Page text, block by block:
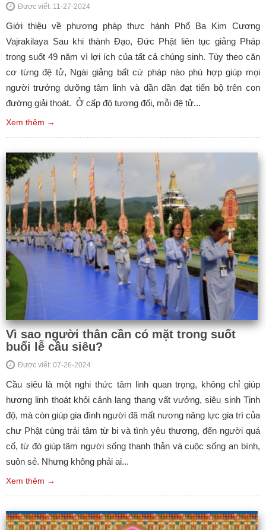
Được viết: 11-27-2024
Giới thiệu về phương pháp thực hành Phổ Ba Kim Cương
Vajrakilaya Sau khi thành Đạo, Đức Phật liên tục giảng Pháp
trong suốt 49 năm vì lợi ích của tất cả chúng sinh. Tùy theo căn
cơ từng đệ tử, Ngài giảng bất cứ pháp nào phù hợp giúp mọi
người trưởng dưỡng tâm linh và dần dần đạt tiến bộ trên con
đường giải thoát. Ở cấp độ tương đối, mỗi đệ tử...
Xem thêm →
Vì sao người thân cần có mặt trong suốt
buổi lễ cầu siêu?
Được viết: 07-26-2024
Cầu siêu là một nghi thức tâm linh quan trọng, không chỉ giúp
hương linh thoát khỏi cảnh lang thang vất vưởng, siêu sinh Tịnh
độ, mà còn giúp gia đình người đã mất nương năng lực gia trì của
chư Phật cùng trải tâm từ bi và tình yêu thương, đến người quá
cố, từ đó giúp tâm người sống thanh thản và cuộc sống an bình,
suôn sẻ. Nhưng không phải ai...
Xem thêm →